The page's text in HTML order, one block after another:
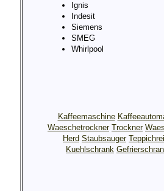
Ignis
Indesit
Siemens
SMEG
Whirlpool
Kaffeemaschine
Waeschetrockner Trockner
Herd Staubsauger
Kuehlschrank